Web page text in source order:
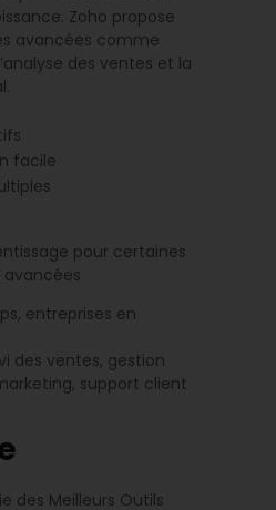
Zoho propose
avancées comme
des ventes et la
facile
pour certaines
entreprises en
des ventes, gestion
support client
des Meilleurs Outils